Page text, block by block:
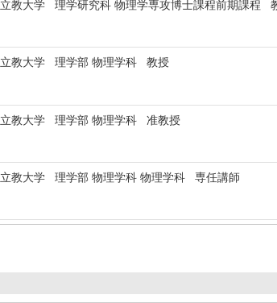
立教大学 理学研究科 物理学専攻博士課程前期課程
立教大学 理学部 物理学科 教授
立教大学 理学部 物理学科 准教授
立教大学 理学部 物理学科 物理学科 専任講師